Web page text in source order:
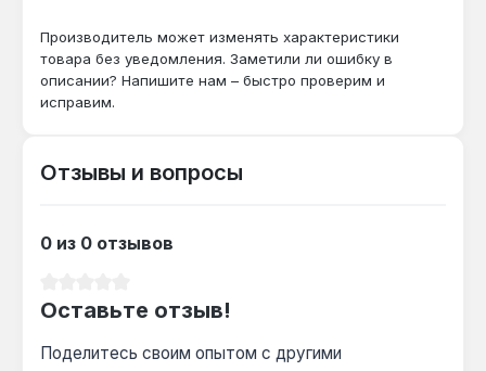
Производитель может изменять характеристики
товара без уведомления. Заметили ли ошибку в
описании? Напишите нам – быстро проверим и
исправим.
Отзывы и вопросы
0 из 0 отзывов
Оставьте отзыв!
Поделитесь своим опытом с другими